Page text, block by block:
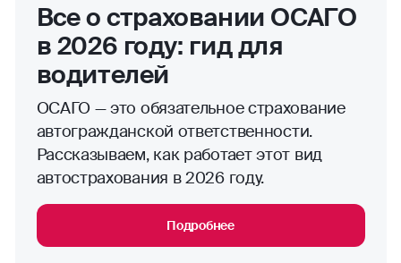
Все о страховании ОСАГО
в 2026 году: гид для
водителей
ОСАГО — это обязательное страхование
автогражданской ответственности.
Рассказываем, как работает этот вид
автострахования в 2026 году.
Подробнее